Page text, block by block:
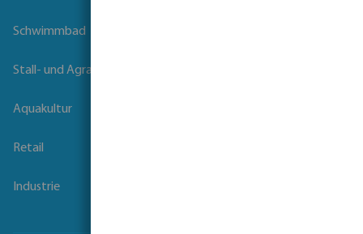
Schwimmbad
Stall- und Agrartechnik
Aquakultur
Retail
Industrie